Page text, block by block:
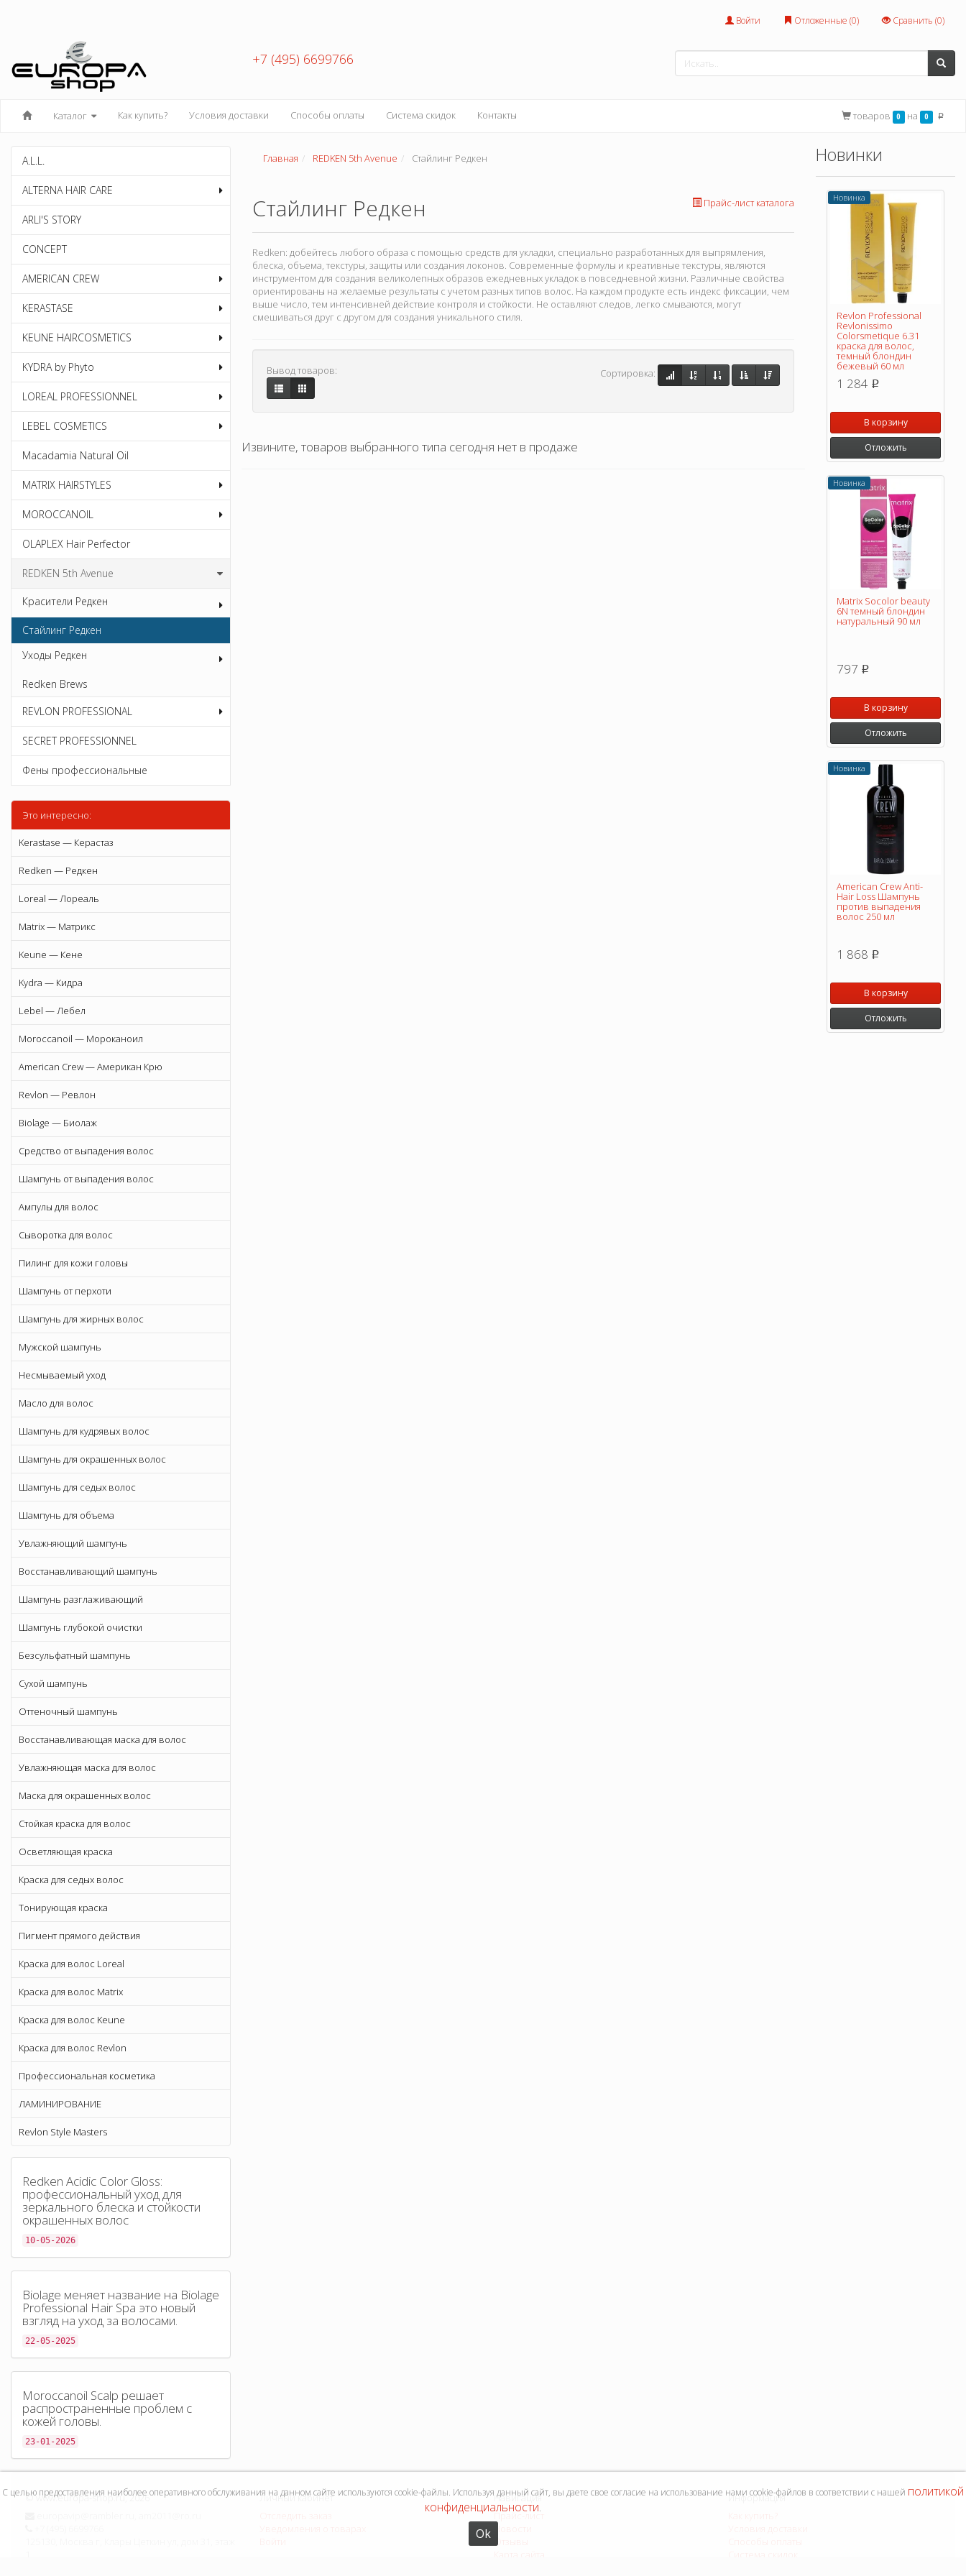
Войти Отложенные (0) Сравнить (0)
+7 (495) 6699766
Каталог Как купить? Условия доставки Способы оплаты Система скидок Контакты товаров 0 на 0 p
A.L.L.
ALTERNA HAIR CARE
ARLI'S STORY
CONCEPT
AMERICAN CREW
KERASTASE
KEUNE HAIRCOSMETICS
KYDRA by Phyto
LOREAL PROFESSIONNEL
LEBEL COSMETICS
Macadamia Natural Oil
MATRIX HAIRSTYLES
MOROCCANOIL
OLAPLEX Hair Perfector
REDKEN 5th Avenue
Красители Редкен
Стайлинг Редкен
Уходы Редкен
Redken Brews
REVLON PROFESSIONAL
SECRET PROFESSIONNEL
Фены профессиональные
Это интересно:
Kerastase — Керастаз
Redken — Редкен
Loreal — Лореаль
Matrix — Матрикс
Keune — Кене
Kydra — Кидра
Lebel — Лебел
Moroccanoil — Мороканоил
American Crew — Американ Крю
Revlon — Ревлон
Biolage — Биолаж
Средство от выпадения волос
Шампунь от выпадения волос
Ампулы для волос
Сыворотка для волос
Пилинг для кожи головы
Шампунь от перхоти
Шампунь для жирных волос
Мужской шампунь
Несмываемый уход
Масло для волос
Шампунь для кудрявых волос
Шампунь для окрашенных волос
Шампунь для седых волос
Шампунь для объема
Увлажняющий шампунь
Восстанавливающий шампунь
Шампунь разглаживающий
Шампунь глубокой очистки
Безсульфатный шампунь
Сухой шампунь
Оттеночный шампунь
Восстанавливающая маска для волос
Увлажняющая маска для волос
Маска для окрашенных волос
Стойкая краска для волос
Осветляющая краска
Краска для седых волос
Тонирующая краска
Пигмент прямого действия
Краска для волос Loreal
Краска для волос Matrix
Краска для волос Keune
Краска для волос Revlon
Профессиональная косметика
ЛАМИНИРОВАНИЕ
Revlon Style Masters
Redken Acidic Color Gloss:
профессиональный уход для
зеркального блеска и стойкости
окрашенных волос
10-05-2026
Biolage меняет название на Biolage
Professional Hair Spa это новый
взгляд на уход за волосами.
22-05-2025
Moroccanoil Scalp решает
распространенные проблем с
кожей головы.
23-01-2025
Главная REDKEN 5th Avenue Стайлинг Редкен
Прайс-лист каталога
Стайлинг Редкен
Redken: добейтесь любого образа с помощью средств для укладки, специально разработанных для выпрямления,
блеска, объема, текстуры, защиты или создания локонов. Современные формулы и креативные текстуры, являются
инструментом для создания великолепных образов ежедневных укладок в повседневной жизни. Различные свойства
ориентированы на желаемые результаты с учетом разных типов волос. На каждом продукте есть индекс фиксации, чем
выше число, тем интенсивней действие контроля и стойкости. Не оставляют следов, легко смываются, могут
смешиваться друг с другом для создания уникального стиля.
Вывод товаров: Сортировка:
Извините, товаров выбранного типа сегодня нет в продаже
Новинки
Новинка
Revlon Professional
Revlonissimo
Colorsmetique 6.31
краска для волос,
темный блондин
бежевый 60 мл
1 284 p
В корзину
Отложить
Новинка
Matrix Socolor beauty
6N темный блондин
натуральный 90 мл
797 p
В корзину
Отложить
Новинка
American Crew Anti-
Hair Loss Шампунь
против выпадения
волос 250 мл
1 868 p
В корзину
Отложить
©www.europa-shop.ru, 2026
Личный кабинет
Навигация
Прайс-лист
Отзывы
Информация
С целью предоставления наиболее оперативного обслуживания на данном сайте используются cookie-файлы. Используя данный сайт, вы даете свое согласие на использование нами cookie-файлов в соответствии с нашей политикой
конфиденциальности.
Ok